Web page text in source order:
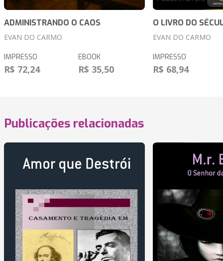
ADMINISTRANDO O CAOS
EVAN DO CARMO
IMPRESSO
R$ 72,24
EBOOK
R$ 35,50
O LIVRO DO
EVAN DO CARMO
IMPRESSO
R$ 68,94
Publicações relacionadas